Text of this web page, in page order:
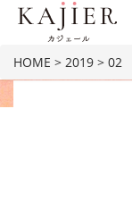
HOME > 2019 > 02